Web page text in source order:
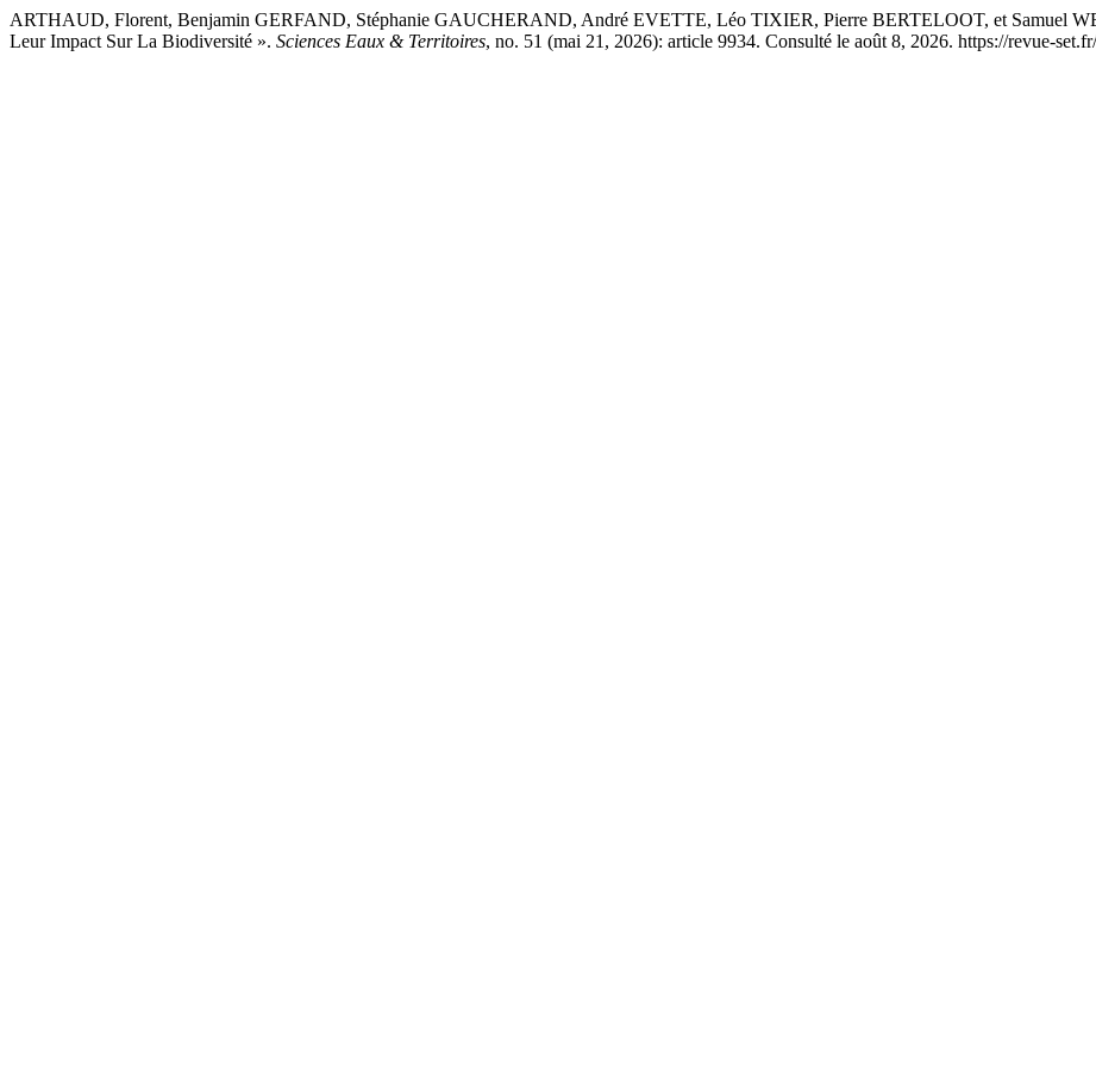
ARTHAUD, Florent, Benjamin GERFAND, Stéphanie GAUCHERAND, André EVETTE, Léo TIXIER, Pierre BERTELOOT, et Samuel
Leur Impact Sur La Biodiversité ». Sciences Eaux & Territoires, no. 51 (mai 21, 2026): article 9934. Consulté le août 8, 2026. https://revue-